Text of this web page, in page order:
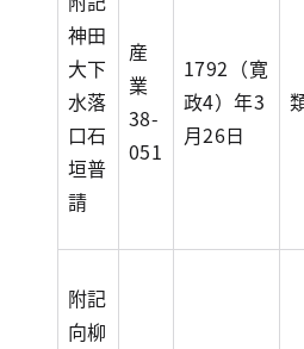
神田
大下
水落
口石
垣普
請
産
業
38-
051
1792（寛
政4）年3
月26日
附記
向柳